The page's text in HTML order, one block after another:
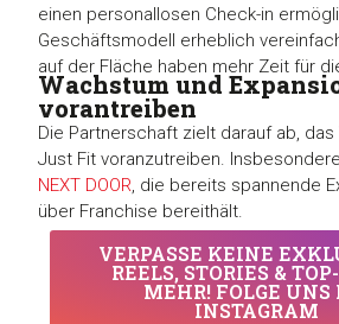
einen personallosen Check-in
Geschäftsmodell erheblich
auf der Fläche haben mehr Zeit für
Wachstum und
vorantreiben
Die Partnerschaft zielt darauf ab,
Just Fit voranzutreiben.
NEXT DOOR, die bereits spannende
über Franchise bereithält.
VERPASSE KEINE
REELS, STORIES &
MEHR! FOLGE UNS
INSTAGRAM